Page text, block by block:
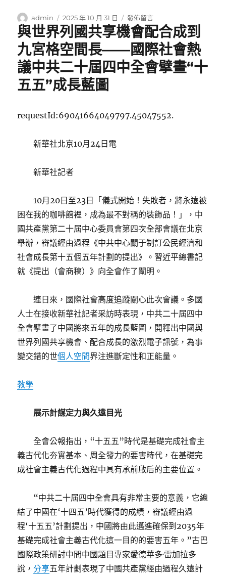
作
者
admin
發
佈
日
期:
2025 年 10 月 31 日
在
〈OSDER
奧
斯
德
汽
遼
匠
探
數
智
時
期
手〉
發佈留言
與世界列國共享機會配合成到
九宮格空間長——國際社會熱
議中共二十屆四中全會擘畫“十
五五”成長藍圖
requestId:69041664049797.45047552.
新華社北京10月24日電
新華社記者
10月20日至23日「儀式開始！失敗者，將永遠被
困在我的咖啡館裡，成為最不對稱的裝飾品！」，中
國共產黨第二十屆中心委員會第四次全部會議在北京
舉辦，審議經由過程《中共中心關于制訂公民經濟和
社會成長第十五個五年計劃的提出》。習近平總書記
就《提出（會商稿）》向全會作了闡明。
連日來，國際社會高度追蹤關心此次會議。多國
人士在接收新華社記者采訪時表現，中共二十屆四中
全會擘畫了中國將來五年的成長藍圖，開釋出中國與
世界列國共享機會、配合成長的激烈電子訊號，為事
變交錯的世個人空間界注進斷定性和正能量。
教學
展示計謀定力與久遠目光
全會公報指出，“十五五”時代是基礎完成社會主
義古代化夯實基本、周全發力的要害時代，在基礎完
成社會主義古代化過程中具有承前啟后的主要位置。
“中共二十屆四中全會具有非常主要的意義，它總
結了中國在‘十四五’時代獲得的成績，審議經由過
程‘十五五’計劃提出，中國將由此邁進確保到2035年
基礎完成社會主義古代化這一目的的要害五年。”古巴
國際政策研討中間中國題目專家愛德華多·雷加拉多
說，分享五年計劃表現了中國共產黨經由過程久遠計